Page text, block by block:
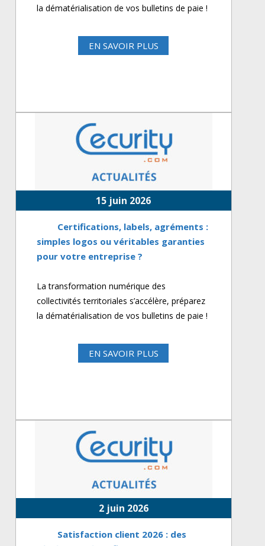
la dématérialisation de vos bulletins de paie !
EN SAVOIR PLUS
15 juin 2026
Certifications, labels, agréments :
simples logos ou véritables garanties
pour votre entreprise ?
La transformation numérique des
collectivités territoriales s’accélère, préparez
la dématérialisation de vos bulletins de paie !
EN SAVOIR PLUS
2 juin 2026
Satisfaction client 2026 : des